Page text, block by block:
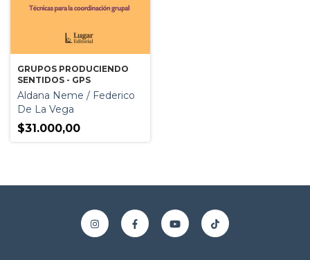
GRUPOS PRODUCIENDO
SENTIDOS - GPS
Aldana Neme / Federico
De La Vega
$31.000,00